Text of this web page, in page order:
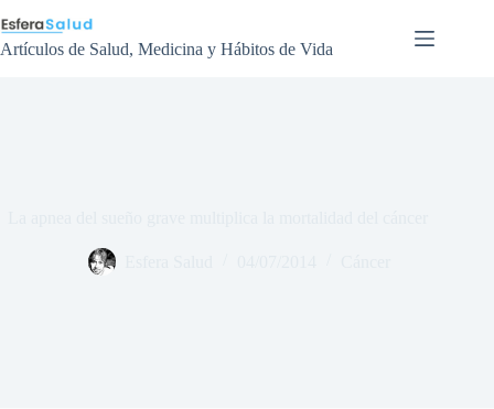
al
contenido
Artículos de Salud, Medicina y Hábitos de Vida